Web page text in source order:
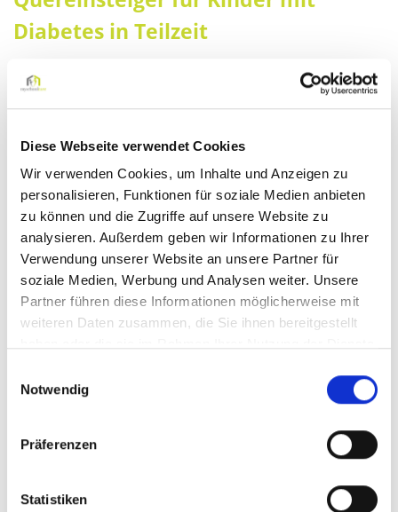
Diese Webseite verwendet Cookies
Wir verwenden Cookies, um Inhalte und Anzeigen zu
personalisieren, Funktionen für soziale Medien anbieten
zu können und die Zugriffe auf unsere Website zu
analysieren. Außerdem geben wir Informationen zu Ihrer
Verwendung unserer Website an unsere Partner für
soziale Medien, Werbung und Analysen weiter. Unsere
Partner führen diese Informationen möglicherweise mit
weiteren Daten zusammen, die Sie ihnen bereitgestellt
Notwendig
Präferenzen
Statistiken
Diabetes in Teilzeit
Darauf können Sie sich freuen:
mit gleichbleibendem monatlichen Verdienst – auch in
Kontinuierliche Aus- und Weiterbildungsprogramme (E-
Learning mit Zertifikat)
Supervisionen
Kompetente Unterstützung durch unsere pädagogischen
Fachkräfte
Wertschätzende Zusammenarbeit durch zufriedene
Kunden/Mitarbeiter)
Krankenversicherung
Bike-Leasing